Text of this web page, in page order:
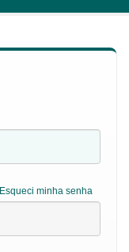
Esqueci minha senha